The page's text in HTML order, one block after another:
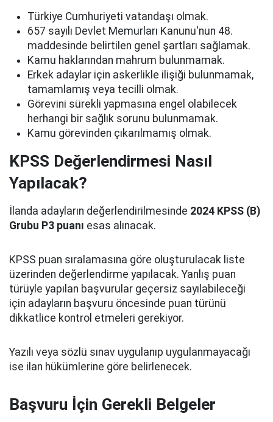
Türkiye Cumhuriyeti vatandaşı olmak.
657 sayılı Devlet Memurları Kanunu'nun 48.
maddesinde belirtilen genel şartları sağlamak.
Kamu haklarından mahrum bulunmamak.
Erkek adaylar için askerlikle ilişiği bulunmamak,
tamamlamış veya tecilli olmak.
Görevini sürekli yapmasına engel olabilecek
herhangi bir sağlık sorunu bulunmamak.
Kamu görevinden çıkarılmamış olmak.
KPSS Değerlendirmesi Nasıl
Yapılacak?
İlanda adayların değerlendirilmesinde 2024 KPSS (B)
Grubu P3 puanı esas alınacak.
KPSS puan sıralamasına göre oluşturulacak liste
üzerinden değerlendirme yapılacak. Yanlış puan
türüyle yapılan başvurular geçersiz sayılabileceği
için adayların başvuru öncesinde puan türünü
dikkatlice kontrol etmeleri gerekiyor.
Yazılı veya sözlü sınav uygulanıp uygulanmayacağı
ise ilan hükümlerine göre belirlenecek.
Başvuru İçin Gerekli Belgeler